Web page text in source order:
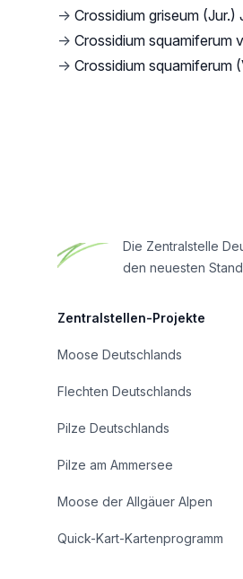
→ Crossidium griseum (Jur.)
→ Crossidium squamiferum
→ Crossidium squamiferum
Die Zentralstelle
den neuesten
Zentralstellen-Projekte
Moose Deutschlands
Flechten Deutschlands
Pilze Deutschlands
Pilze am Ammersee
Moose der Allgäuer Alpen
Quick-Kart-Kartenprogramm